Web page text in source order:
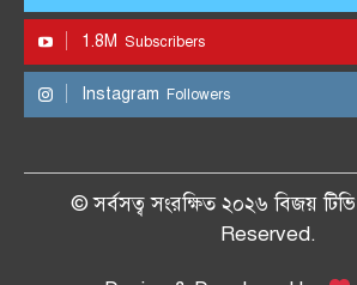
1.8M Subscribers
Instagram Followers
© সর্বসত্ব সংরক্ষিত ২০২৬ বিজয়
Reserved.